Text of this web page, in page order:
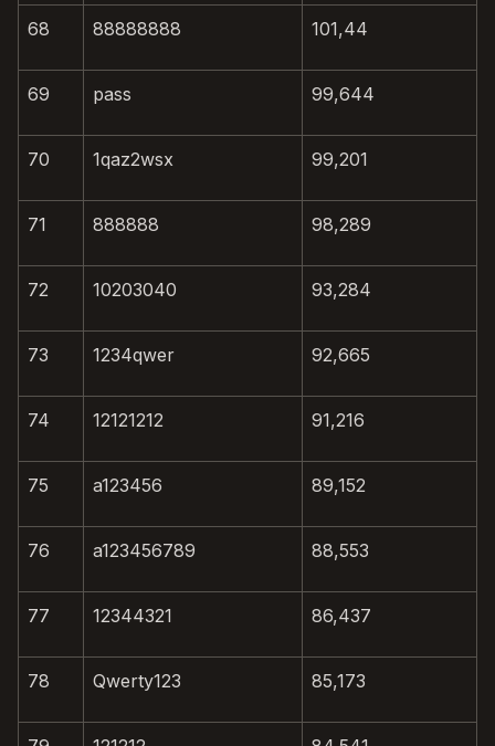
68 88888888 101,44
69 pass 99,644
70 1qaz2wsx 99,201
71 888888 98,289
72 10203040 93,284
73 1234qwer 92,665
74 12121212 91,216
75 a123456 89,152
76 a123456789 88,553
77 12344321 86,437
78 Qwerty123 85,173